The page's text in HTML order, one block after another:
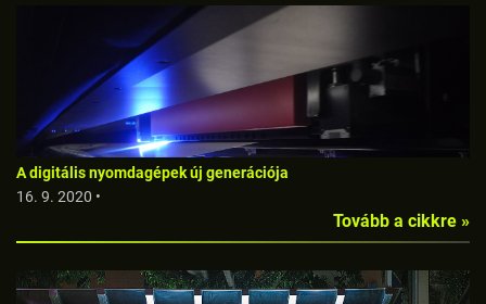
A digitális nyomdagépek új generációja
16. 9. 2020 •
Tovább a cikkre »